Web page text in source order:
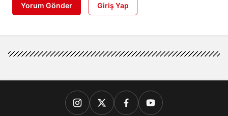
Yorum Gönder Giriş Yap